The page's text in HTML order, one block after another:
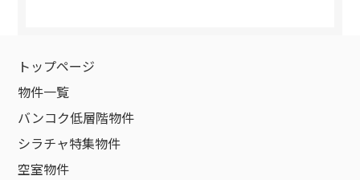
トップページ
物件一覧
バンコク低層階物件
シラチャ特集物件
空室物件